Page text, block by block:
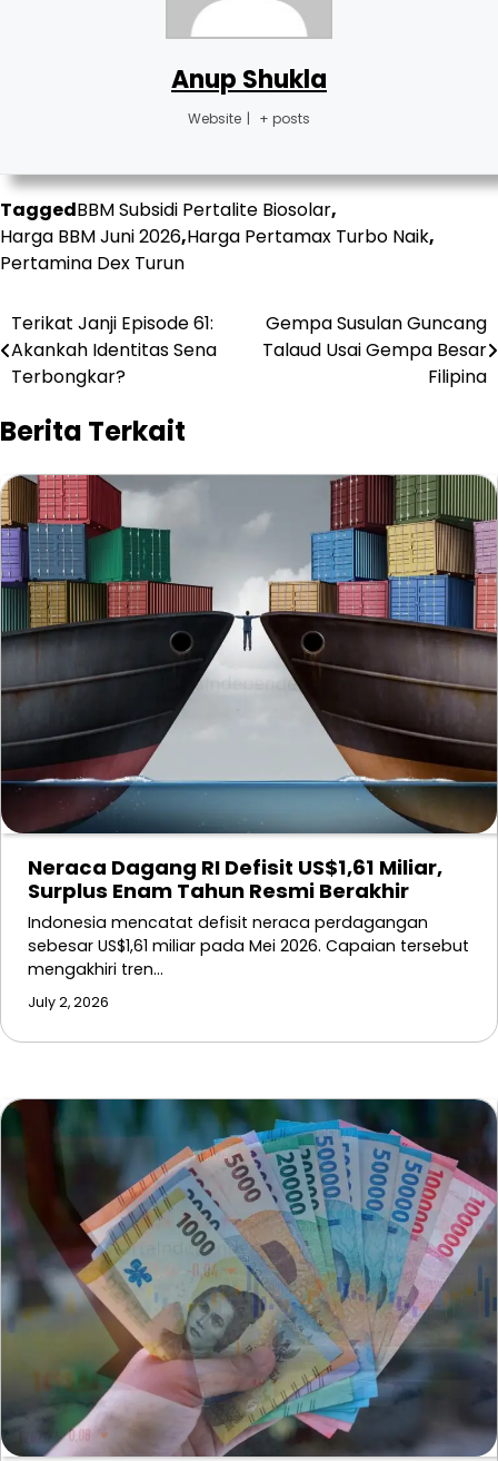
Anup Shukla
Website | + posts
TaggedBBM Subsidi Pertalite Biosolar,
Harga BBM Juni 2026,Harga Pertamax Turbo Naik,
Pertamina Dex Turun
Post
navigation
Terikat Janji Episode 61:
Akankah Identitas Sena
Terbongkar?
Gempa Susulan Guncang
Talaud Usai Gempa Besar
Filipina
Berita Terkait
Neraca Dagang RI Defisit US$1,61 Miliar,
Surplus Enam Tahun Resmi Berakhir
Indonesia mencatat defisit neraca perdagangan
sebesar US$1,61 miliar pada Mei 2026. Capaian tersebut
mengakhiri tren…
July 2, 2026